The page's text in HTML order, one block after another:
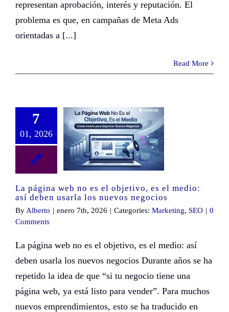
representan aprobación, interés y reputación. El
problema es que, en campañas de Meta Ads
orientadas a [...]
Read More
7
01, 2026
La página web no es el objetivo, es el medio:
así deben usarla los nuevos negocios
By Alberto | enero 7th, 2026 | Categories: Marketing, SEO | 0
Comments
La página web no es el objetivo, es el medio: así
deben usarla los nuevos negocios Durante años se ha
repetido la idea de que “si tu negocio tiene una
página web, ya está listo para vender”. Para muchos
nuevos emprendimientos, esto se ha traducido en